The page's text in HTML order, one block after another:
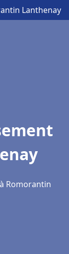
Lanthenay
Romorantin